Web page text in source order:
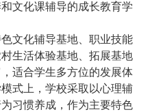
文化课辅导的成长教育学
文化辅导基地、职业技能
生活体验基地、拓展基地
适合学生多方位的发展体
式上，学校采取以心理辅
习惯养成，作为主要特色